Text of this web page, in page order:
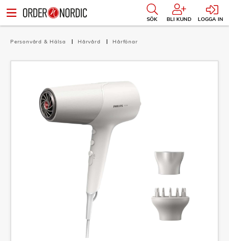
SÖK BLI KUND LOGGA IN
Personvård & Hälsa Hårvård Hårfönar